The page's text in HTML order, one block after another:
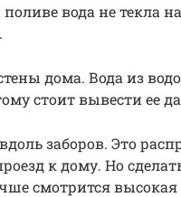
вода не текла
дома. Вода из
стоит вывести ее
заборов. Это
к дому. Но
смотрится